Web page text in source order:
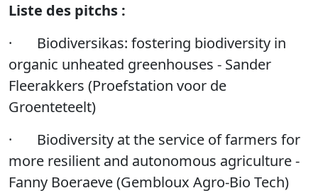
Liste des pitchs :
· Biodiversikas: fostering biodiversity in
organic unheated greenhouses - Sander
Fleerakkers (Proefstation voor de
Groenteteelt)
· Biodiversity at the service of farmers for
more resilient and autonomous agriculture -
Fanny Boeraeve (Gembloux Agro-Bio Tech)